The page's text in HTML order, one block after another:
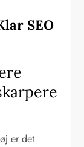
SEO
er det